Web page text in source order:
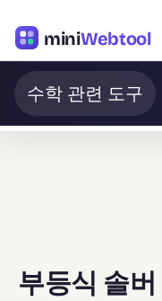
miniWebtool
수학 관련 도구
부등식 솔버